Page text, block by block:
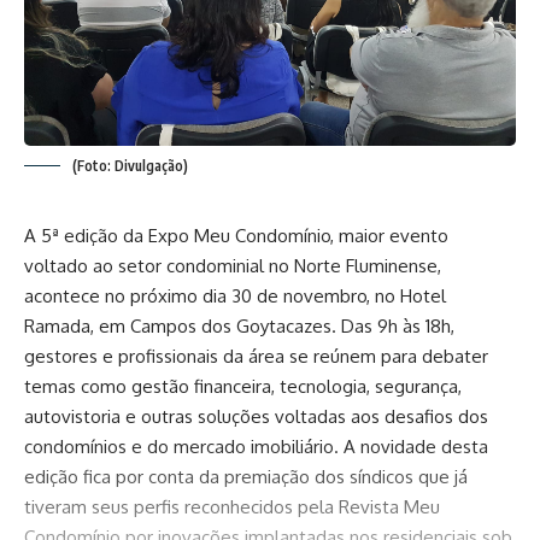
(Foto: Divulgação)
A 5ª edição da Expo Meu Condomínio, maior evento
voltado ao setor condominial no Norte Fluminense,
acontece no próximo dia 30 de novembro, no Hotel
Ramada, em Campos dos Goytacazes. Das 9h às 18h,
gestores e profissionais da área se reúnem para debater
temas como gestão financeira, tecnologia, segurança,
autovistoria e outras soluções voltadas aos desafios dos
condomínios e do mercado imobiliário. A novidade desta
edição fica por conta da premiação dos síndicos que já
tiveram seus perfis reconhecidos pela Revista Meu